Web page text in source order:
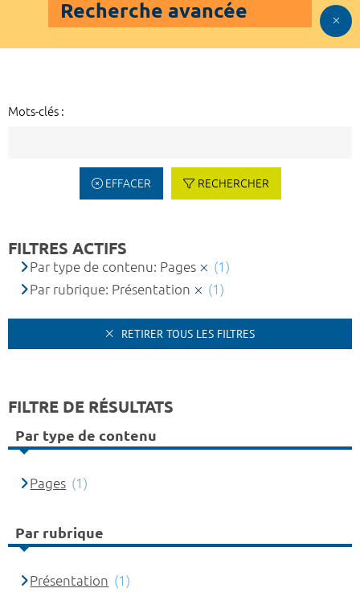
Recherche avancée
Mots-clés :
EFFACER RECHERCHER
FILTRES ACTIFS
Par type de contenu: Pages
(1)
Par rubrique: Présentation
(1)
RETIRER TOUS LES FILTRES
FILTRE DE RÉSULTATS
Par type de contenu
Pages (1)
Par rubrique
Présentation (1)